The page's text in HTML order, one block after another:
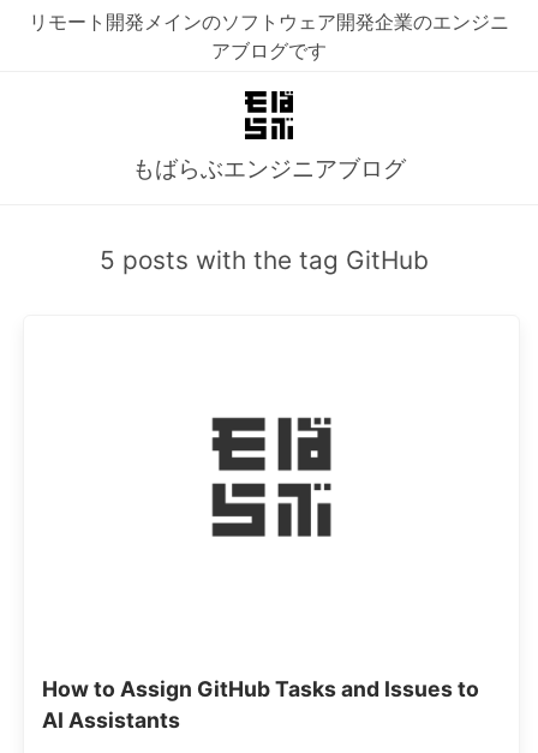
リモート開発メインのソフトウェア開発企業のエンジニ
アブログです
もばらぶエンジニアブログ
5 posts with the tag GitHub
How to Assign GitHub Tasks and Issues to
AI Assistants